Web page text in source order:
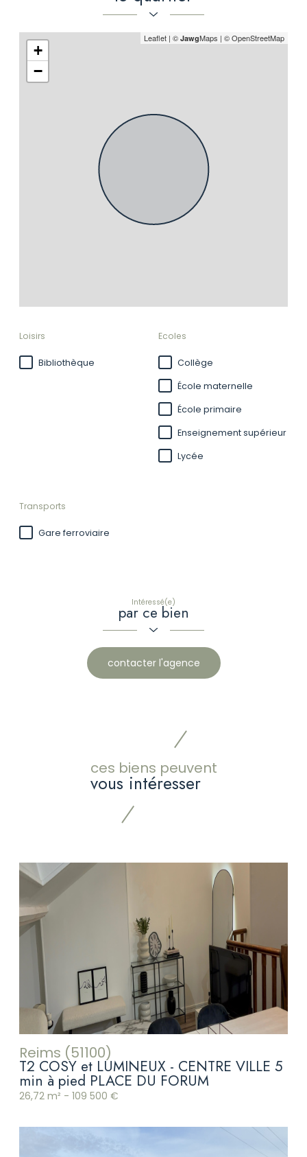
+
−
Leaflet | © JawgMaps | © OpenStreetMap
Loisirs
Bibliothèque
Ecoles
Collège
École maternelle
École primaire
Enseignement supérieur
Lycée
Transports
Gare ferroviaire
Intéressé(e)
par ce bien
contacter l'agence
ces biens peuvent
vous intéresser
Reims (51100)
T2 COSY et LUMINEUX - CENTRE VILLE 5
min à pied PLACE DU FORUM
26,72 m² - 109 500 €